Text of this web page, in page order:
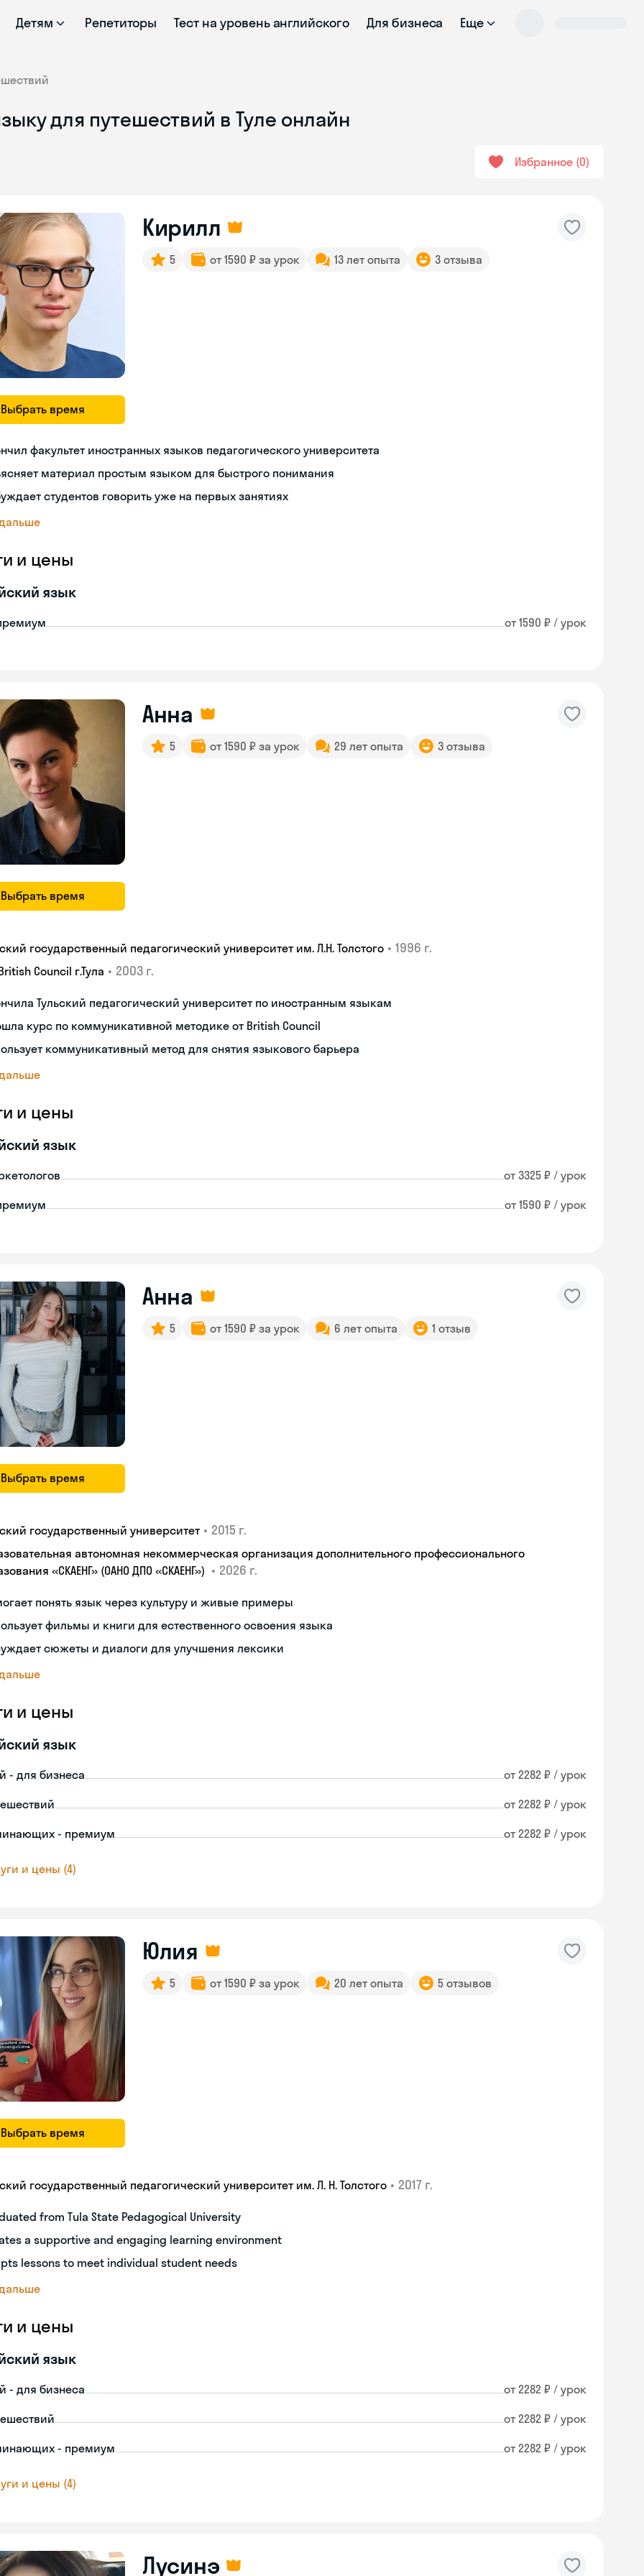
Детям Репетиторы Тест на уровень английского Для бизнеса Еще
для путешествий в Туле онлайн
Избранное 0
Выбрать время
Кирилл
5 от 1590 ₽ за урок 13 лет опыта 3 отзыва
факультет иностранных языков педагогического университета
материал простым языком для быстрого понимания
студентов говорить уже на первых занятиях
и цены
язык
от 1590 ₽ / урок
Выбрать время
Анна
5 от 1590 ₽ за урок 29 лет опыта 3 отзыва
государственный педагогический университет им. Л.Н. Толстого • 1996 г.
Council г.Тула • 2003 г.
Тульский педагогический университет по иностранным языкам
курс по коммуникативной методике от British Council
коммуникативный метод для снятия языкового барьера
и цены
язык
от 3325 ₽ / урок
от 1590 ₽ / урок
Выбрать время
Анна
5 от 1590 ₽ за урок 6 лет опыта 1 отзыв
государственный университет • 2015 г.
автономная некоммерческая организация дополнительного профессионального
«СКАЕНГ» (ОАНО ДПО «СКАЕНГ») • 2026 г.
понять язык через культуру и живые примеры
фильмы и книги для естественного освоения языка
сюжеты и диалоги для улучшения лексики
и цены
язык
- для бизнеса от 2282 ₽ / урок
от 2282 ₽ / урок
- премиум от 2282 ₽ / урок
и цены (4)
Выбрать время
Юлия
5 от 1590 ₽ за урок 20 лет опыта 5 отзывов
государственный педагогический университет им. Л. Н. Толстого • 2017 г.
from Tula State Pedagogical University
a supportive and engaging learning environment
lessons to meet individual student needs
и цены
язык
- для бизнеса от 2282 ₽ / урок
от 2282 ₽ / урок
- премиум от 2282 ₽ / урок
и цены (4)
Лусинэ